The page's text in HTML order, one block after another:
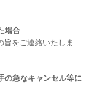
場合
をご連絡いたしま
の急なキャンセル等に